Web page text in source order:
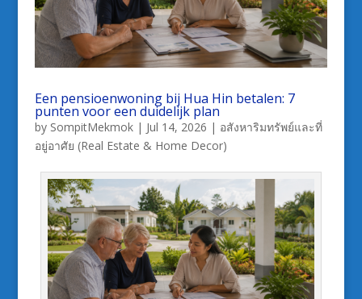
Een pensioenwoning bij Hua Hin betalen: 7
punten voor een duidelijk plan
by SompitMekmok| Jul 14, 2026 | อสังหาริมทรัพย์และที่
อยู่อาศัย (Real Estate & Home Decor)